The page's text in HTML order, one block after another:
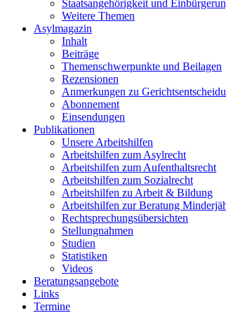
Staatsangehörigkeit und
Weitere Themen
Asylmagazin
Inhalt
Beiträge
Themenschwerpunkte und Beilagen
Rezensionen
Anmerkungen zu
Abonnement
Einsendungen
Publikationen
Unsere Arbeitshilfen
Arbeitshilfen zum Asylrecht
Arbeitshilfen zum Aufenthaltsrecht
Arbeitshilfen zum Sozialrecht
Arbeitshilfen zu Arbeit & Bildung
Arbeitshilfen zur Beratung
Rechtsprechungsübersichten
Stellungnahmen
Studien
Statistiken
Videos
Beratungsangebote
Links
Termine